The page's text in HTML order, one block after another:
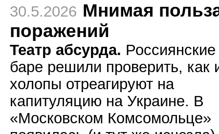
30.5.2026 Мнимая
поражений
Театр абсурда. Россиянские
баре решили проверить, как
холопы отреагируют на
капитуляцию на Украине. В
«Московском Комсомольце»